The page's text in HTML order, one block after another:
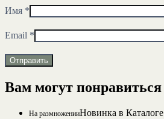
Имя *
Email *
Вам могут понравиться
На размноженииНовинка в Каталоге